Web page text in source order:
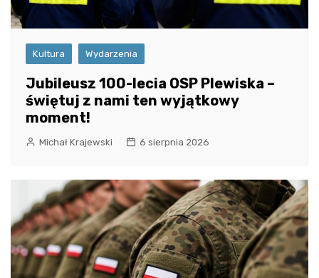
Kultura Wydarzenia
Jubileusz 100-lecia OSP Plewiska –
świętuj z nami ten wyjątkowy
moment!
Michał Krajewski 6 sierpnia 2026